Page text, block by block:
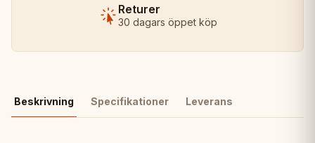
Returer
30 dagars öppet köp
Beskrivning Specifikationer Leverans